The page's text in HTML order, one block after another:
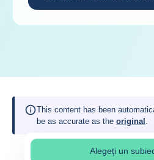
This content has been
be as accurate as the original .
Alegeți unSelect